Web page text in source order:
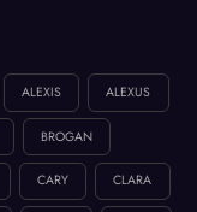
ALEXIS ALEXUS
BROGAN
CARY CLARA